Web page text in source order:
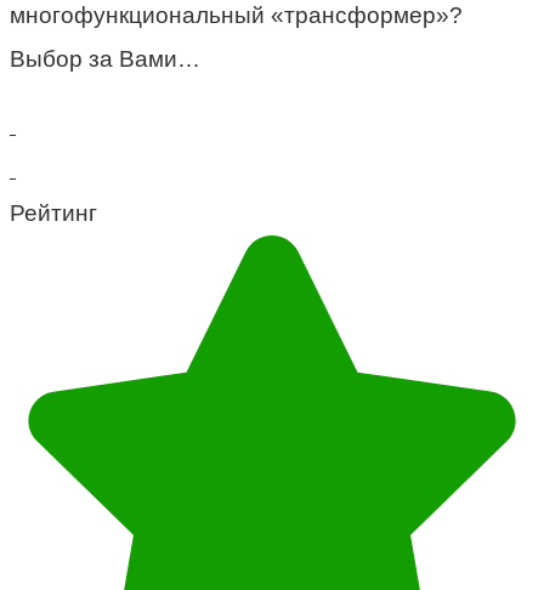
многофункциональный «трансформер»?
Выбор за Вами…
Рейтинг